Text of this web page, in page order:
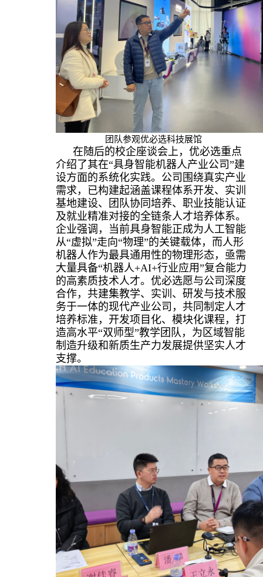
团队参观优必选科技展馆
在随后的校企座谈会上，优必选重点
介绍了其在“具身智能机器人产业公司”建
设方面的系统化实践。公司围绕真实产业
需求，已构建起涵盖课程体系开发、实训
基地建设、团队协同培养、职业技能认证
及就业精准对接的全链条人才培养体系。
企业强调，当前具身智能正成为人工智能
从“虚拟”走向“物理”的关键载体，而人形
机器人作为最具通用性的物理形态，亟需
大量具备“机器人+AI+行业应用”复合能力
的高素质技术人才。优必选愿与公司深度
合作，共建集教学、实训、研发与技术服
务于一体的现代产业公司，共同制定人才
培养标准，开发项目化、模块化课程，打
造高水平“双师型”教学团队，为区域智能
制造升级和新质生产力发展提供坚实人才
支撑。